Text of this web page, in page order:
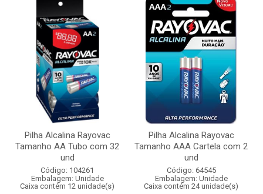
Pilha Alcalina Rayovac
Tamanho AA Tubo com 32
und
Código: 104261
Embalagem: Unidade
Caixa contém 12 unidade(s)
Pilha Alcalina Rayovac
Tamanho AAA Cartela com 2
und
Código: 64545
Embalagem: Unidade
Caixa contém 24 unidade(s)